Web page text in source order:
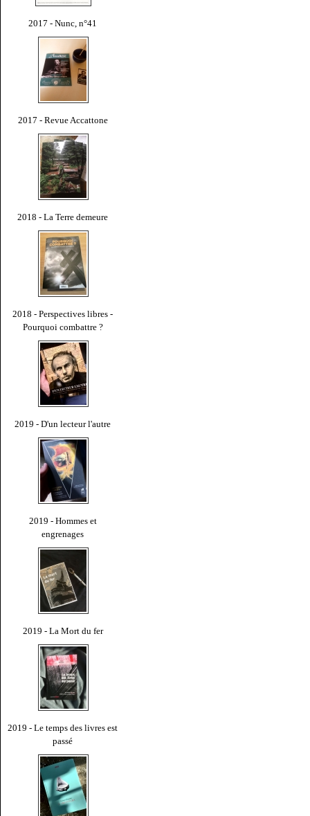
2017 - Nunc, n°41
2017 - Revue Accattone
2018 - La Terre demeure
2018 - Perspectives libres -
Pourquoi combattre ?
2019 - D'un lecteur l'autre
2019 - Hommes et
engrenages
2019 - La Mort du fer
2019 - Le temps des livres est
passé